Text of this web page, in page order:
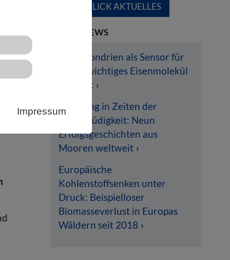
Impressum
ÜBERBLICK AKTUELLES
LETZTE NEWS
Mitochondrien als Sensor für
lebenswichtiges Eisenmolekül
entlarvt
Hoffnung in Zeiten der
Klimamüdigkeit: Neun
Erfolgsgeschichten aus
Mooren weltweit
Europäische
Kohlenstoffsenken unter
Druck: Beispielloser
Biomasseverlust in Europas
Wäldern seit 2018